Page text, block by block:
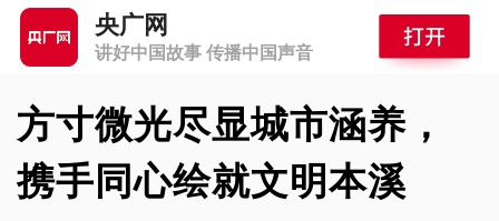
央广网
讲好中国故事 传播中国声音
方寸微光尽显城市涵养，
携手同心绘就文明本溪